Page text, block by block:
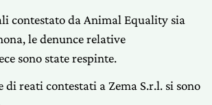
contestato da Animal Equality sia
le denunce relative
sono state respinte.
reati contestati a Zema S.r.l. si sono